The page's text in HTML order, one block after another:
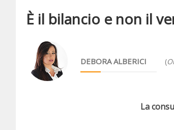
È il bilancio e non il
DEBORA ALBERICI (
La